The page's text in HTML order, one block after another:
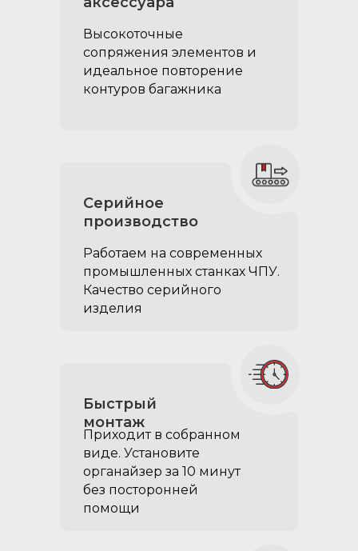
грузоподъёмность до 50кг,
позволяют перевозить в
ящиках тяжелый груз
EVA коврики на
спальные секции (2
площади ровного пола EVA
удобно перевозить
загрязнённые грузы не
боясь искачкать
обшивку органайзера
Быстрый
монтаж
Серийное
производство
Приходит в собранном
виде. Установите
органайзер за 10 минут
без посторонней
помощи
Работаем на современных
промышленных станках ЧПУ.
Качество серийного
изделия
Высокоточные
сопряжения элементов и
идеальное повторение
контуров багажника